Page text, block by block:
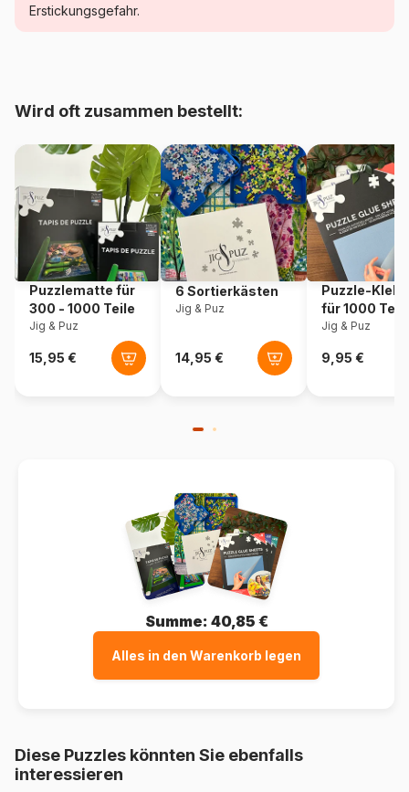
Artikelnummer House-Of-Puzzles-HP0453
EAN 5060002004449
Teileanzahl 500 Teile
Maße 48 x 34 cm
Erstickungsgefahr.
Wird oft zusammen bestellt:
Puzzlematte für
300 - 1000 Teile
Jig & Puz
6 Sortierkästen
Jig & Puz
Puzzle-
für 1000
Jig & Puz
Summe: 40,85 €
Alles in den Warenkorb legen
Diese Puzzles könnten Sie ebenfalls
interessieren